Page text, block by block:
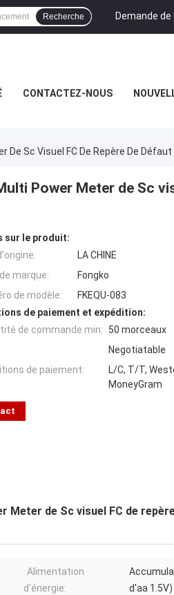
Demande
Recherche
CONTACTEZ-NOUS
De Sc Visuel FC De Repère De Défaut
Power Meter de Sc
sur le produit:
LA CHINE
marque:
Fongko
de modèle:
FKEQU-083
de paiement et expédition:
de commande min:
50 morceaux
Negotiatable
de paiement:
L/C, T/T,
MoneyGram
Meter de Sc visuel FC de
Alimentation
d'énergie:
d'aa 1.5V)